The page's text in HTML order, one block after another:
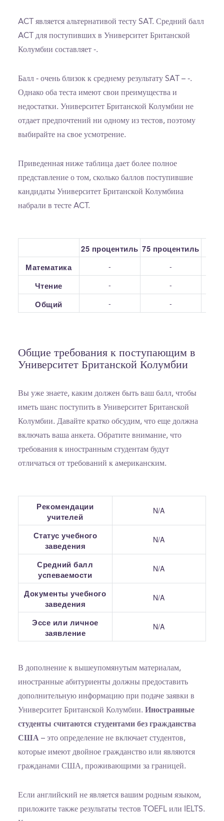
ACT является альтернативой тесту SAT. Средний балл
ACT для поступивших в Университет Британской
Колумбии составляет -.
Балл - очень близок к среднему результату SAT – -.
Однако оба теста имеют свои преимущества и
недостатки. Университет Британской Колумбии не
отдает предпочтений ни одному из тестов, поэтому
выбирайте на свое усмотрение.
Приведенная ниже таблица дает более полное
представление о том, сколько баллов поступившие
кандидаты Университет Британской Колумбииа
набрали в тесте ACT.
25 процентиль 75 процентиль
Математика
- -
Чтение - -
Общий - -
Общие требования к поступающим в
Университет Британской Колумбии
Вы уже знаете, каким должен быть ваш балл, чтобы
иметь шанс поступить в Университет Британской
Колумбии. Давайте кратко обсудим, что еще должна
включать ваша анкета. Обратите внимание, что
требования к иностранным студентам будут
отличаться от требований к американским.
Рекомендации
учителей
N/A
Статус учебного
заведения
N/A
Средний балл
успеваемости
N/A
Документы учебного
заведения
N/A
Эссе или личное
заявление
N/A
В дополнение к вышеупомянутым материалам,
иностранные абитуриенты должны предоставить
дополнительную информацию при подаче заявки в
Университет Британской Колумбии. Иностранные
студенты считаются студентами без гражданства
США – это определение не включает студентов,
которые имеют двойное гражданство или являются
гражданами США, проживающими за границей.
Если английский не является вашим родным языком,
приложите также результаты тестов TOEFL или IELTS.